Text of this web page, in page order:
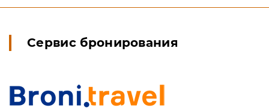
Сервис бронирования